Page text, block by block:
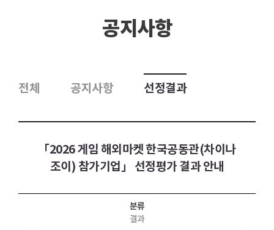
공지사항
전체 공지사항 선정결과
「2026 게임 해외마켓 한국공동관(차이나
조이) 참가기업」 선정평가 결과 안내
분류
결과